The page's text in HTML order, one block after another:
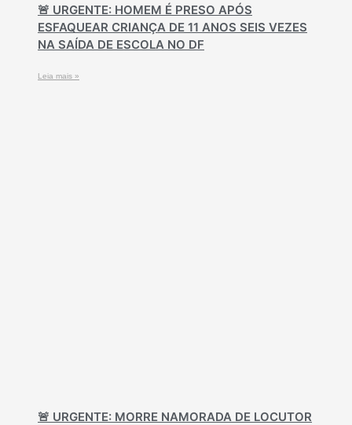
🚨 URGENTE: HOMEM É PRESO APÓS
ESFAQUEAR CRIANÇA DE 11 ANOS SEIS VEZES
NA SAÍDA DE ESCOLA NO DF
Leia mais »
🚨 URGENTE: MORRE NAMORADA DE LOCUTOR